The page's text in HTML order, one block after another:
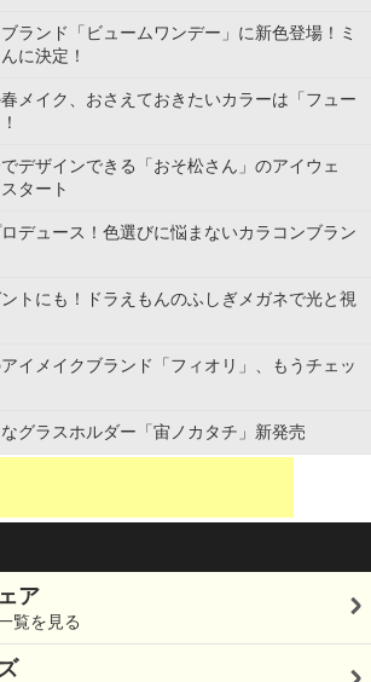
ランド「ビュームワンデー」に新色登場！ミ
に決定！
メイク、おさえておきたいカラーは「フュー
でデザインできる「おそ松さん」のアイウェ
タート
デュース！色選びに悩まないカラコンブラン
トにも！ドラえもんのふしぎメガネで光と視
イメイクブランド「フィオリ」、もうチェッ
グラスホルダー「宙ノカタチ」新発売
ア
覧を見る